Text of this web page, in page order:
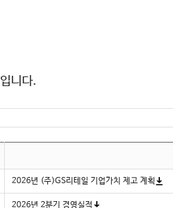
입니다.
2026년 (주)GS리테일 기업가치 제고 계획
2026년 2분기 경영실적